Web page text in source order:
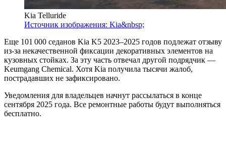
Kia Telluride
Источник изображения: Kia&nbsp;
Еще 101 000 седанов Kia K5 2023–2025 годов подлежат отзыву
из-за некачественной фиксации декоративных элементов на
кузовных стойках. За эту часть отвечал другой подрядчик —
Keumgang Chemical. Хотя Kia получила тысячи жалоб,
пострадавших не зафиксировано.
Уведомления для владельцев начнут рассылаться в конце
сентября 2025 года. Все ремонтные работы будут выполняться
бесплатно.